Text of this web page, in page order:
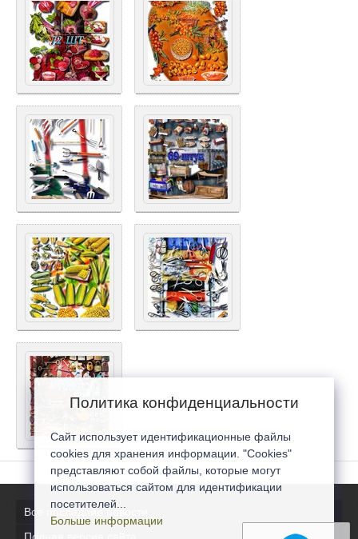
Все последние новости
Политика конфиденциальности
Сайт использует идентификационные файлы
cookies для хранения информации. "Cookies"
представляют собой файлы, которые могут
использоваться сайтом для идентификации
посетителей...
Больше информации